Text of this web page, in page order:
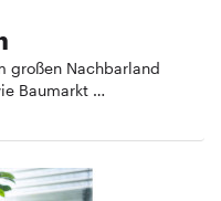
großen Nachbarland
Baumarkt …